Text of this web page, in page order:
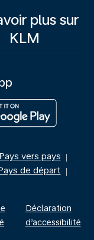
plus sur
KLM
Pays vers pays |
de départ |
Déclaration
d’accessibilité